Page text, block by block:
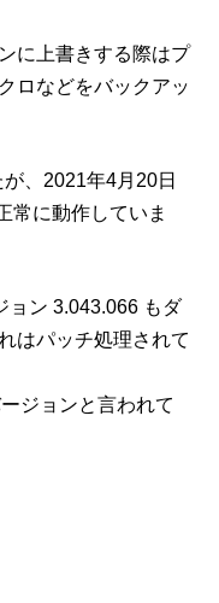
に上書きする際はプ
ロなどをバックアッ
、2021年4月20日
常に動作していま
ョン 3.043.066 もダ
はパッチ処理されて
ジョンと言われて